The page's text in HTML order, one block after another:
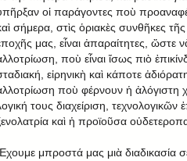
οἱ παράγοντες ποὺ
σήμερα, στὶς ὁριακὲς συνθῆκες
μας, εἶναι ἀπαραίτητες, ὥστε
ποὺ εἶναι ἴσως πιὸ
εἰρηνικὴ καὶ κάποτε
ποὺ φέρνουν ἡ ἀλόγιστη
τους διαχείριση, τεχνολογικῶν
καὶ ἡ προϊοῦσα
μπροστά μας μιὰ διαδικασία